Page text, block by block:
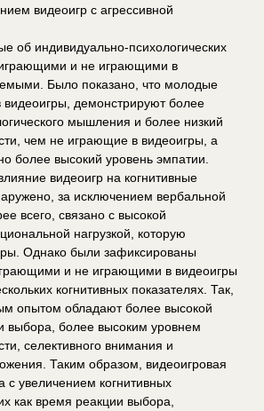
видеоигр с агрессивной
об индивидуально-психологических
и не играющими в
Было показано, что молодые
демонстрируют более
мышления и более низкий
чем не играющие в видеоигры, а
более высокий уровень эмпатии.
видеоигр на когнитивные
за исключением вербальной
всего, связано с высокой
нагрузкой, которую
Однако были зафиксированы
и не играющими в видеоигры
когнитивных показателях. Так,
опытом обладают более высокой
выбора, более высоким уровнем
селективного внимания и
Таким образом, видеоигровая
с увеличением когнитивных
как время реакции выбора,